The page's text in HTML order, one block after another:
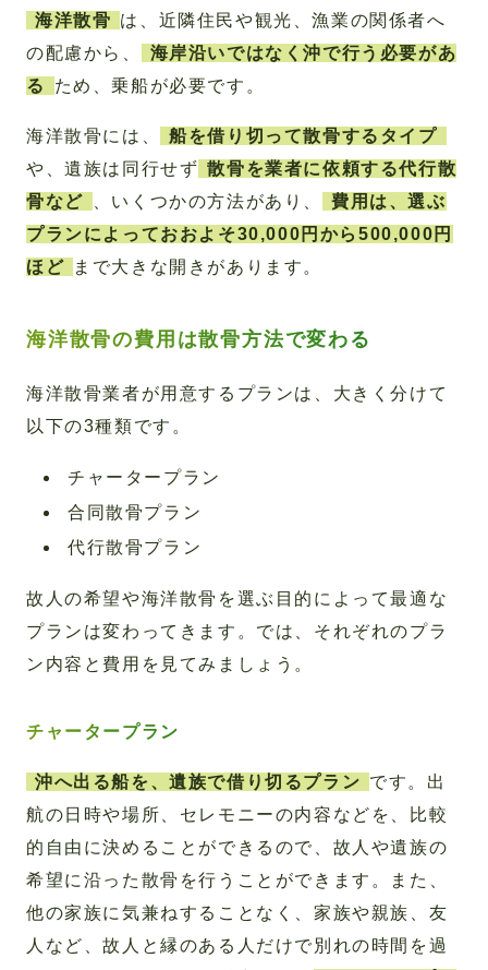
海洋散骨 は、近隣住民や観光、漁業の関係者へ
の配慮から、
海岸沿いではなく沖で行う必要があ
る
ため、乗船が必要です。
海洋散骨には、
船を借り切って散骨するタイプ
や、遺族は同行せず 散骨を業者に依頼する代行散
骨など
、いくつかの方法があり、
費用は、選ぶ
プランによっておおよそ30,000円から500,000円
ほど
まで大きな開きがあります。
海洋散骨の費用は散骨方法で変わる
海洋散骨業者が用意するプランは、大きく分けて
以下の3種類です。
チャータープラン
合同散骨プラン
代行散骨プラン
故人の希望や海洋散骨を選ぶ目的によって最適な
プランは変わってきます。では、それぞれのプラ
ン内容と費用を見てみましょう。
チャータープラン
沖へ出る船を、遺族で借り切るプラン です。出
航の日時や場所、セレモニーの内容などを、比較
的自由に決めることができるので、故人や遺族の
希望に沿った散骨を行うことができます。また、
他の家族に気兼ねすることなく、家族や親族、友
人など、故人と縁のある人だけで別れの時間を過